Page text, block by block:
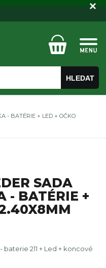
HLEDAT
- BATÉRIE + LED + OČKO
SADA
- BATÉRIE +
211 + Led + koncové